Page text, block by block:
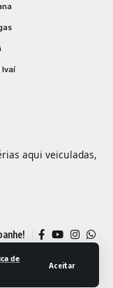
de
Aceitar
Ivaí
aqui veiculadas,